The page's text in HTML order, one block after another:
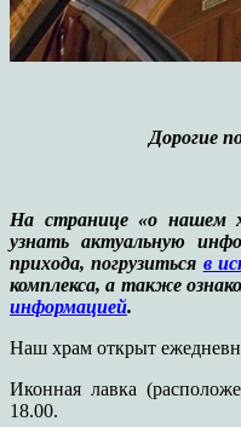
Дорогие
На странице «о нашем
узнать актуальную
прихода, погрузиться в
комплекса, а также
информацией.
Наш храм открыт
Иконная лавка
18.00.